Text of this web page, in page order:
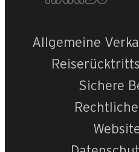
Allgemeine
Sichere